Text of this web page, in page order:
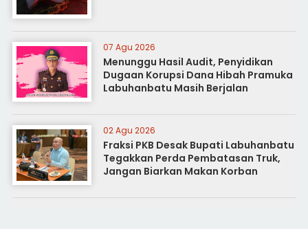
07 Agu 2026
Menunggu Hasil Audit, Penyidikan
Dugaan Korupsi Dana Hibah Pramuka
Labuhanbatu Masih Berjalan
02 Agu 2026
Fraksi PKB Desak Bupati Labuhanbatu
Tegakkan Perda Pembatasan Truk,
Jangan Biarkan Makan Korban